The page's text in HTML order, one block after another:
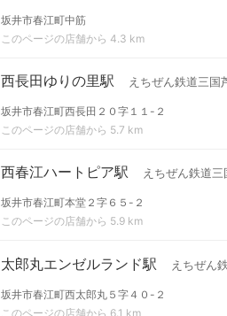
坂井市春江町中筋
このページの店舗から 4.3 km
西長田ゆりの里駅 えちぜん鉄道三国
坂井市春江町西長田２０字１１-２
このページの店舗から 5.7 km
西春江ハートピア駅 えちぜん鉄道三
坂井市春江町本堂２字６５-２
このページの店舗から 5.9 km
太郎丸エンゼルランド駅 えちぜん
坂井市春江町西太郎丸５字４０-２
このページの店舗から 6.1 km